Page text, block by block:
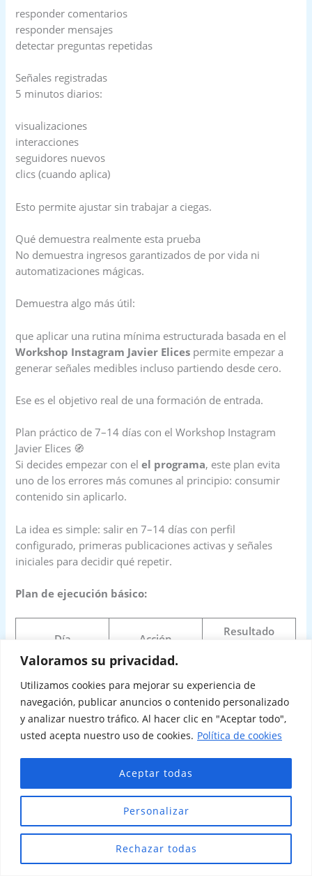
Valoramos su privacidad.
Utilizamos cookies para mejorar su experiencia de
navegación, publicar anuncios o contenido personalizado
y analizar nuestro tráfico. Al hacer clic en "Aceptar todo",
usted acepta nuestro uso de cookies. Política de cookies
Personalizar
Rechazar todas
Aceptar todas
responder comentarios
responder mensajes
detectar preguntas repetidas
Señales registradas
5 minutos diarios:
visualizaciones
interacciones
seguidores nuevos
clics (cuando aplica)
Esto permite ajustar sin trabajar a ciegas.
Qué demuestra realmente esta prueba
No demuestra ingresos garantizados de por vida ni
automatizaciones mágicas.
Demuestra algo más útil:
que aplicar una rutina mínima estructurada basada en el
Workshop Instagram Javier Elices permite empezar a
generar señales medibles incluso partiendo desde cero.
Ese es el objetivo real de una formación de entrada.
Plan práctico de 7–14 días con el Workshop Instagram
Javier Elices 🧭
Si decides empezar con elel programa, este plan evita
uno de los errores más comunes al principio: consumir
contenido sin aplicarlo.
La idea es simple: salir en 7–14 días con perfil
configurado, primeras publicaciones activas y señales
iniciales para decidir qué repetir.
Plan de ejecución básico:
Día Acción
Resultado
1
propuesta
foco claro
2
configurar perfil
+ highlights
perfil
estructurado
crear 3 plantillas
base
señales
repetir lo que
funciona